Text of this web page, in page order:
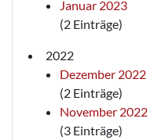
Januar 2023
(2 Einträge)
2022
Dezember 2022
(2 Einträge)
November 2022
(3 Einträge)